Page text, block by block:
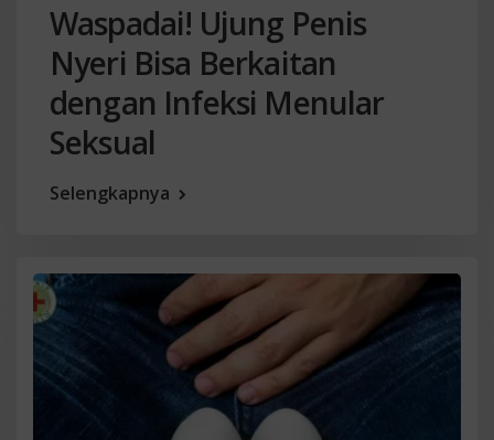
Waspadai! Ujung Penis
Nyeri Bisa Berkaitan
dengan Infeksi Menular
Seksual
Selengkapnya